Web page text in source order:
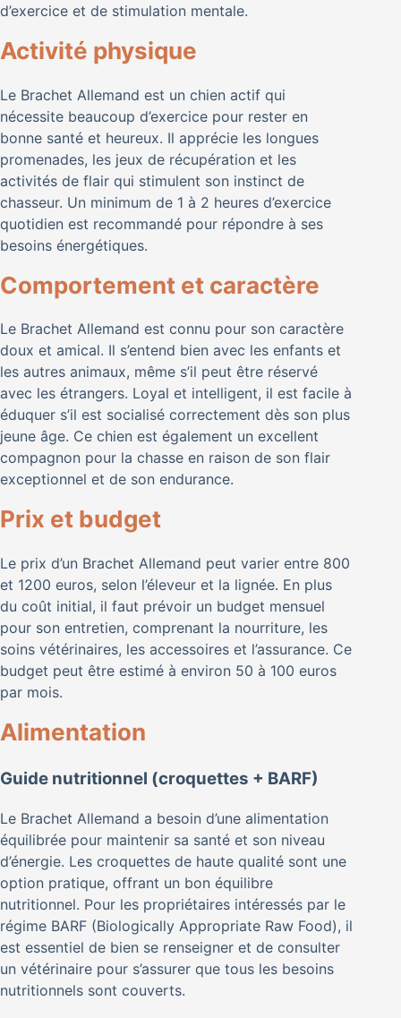
d’exercice et de stimulation mentale.
Activité physique
Le Brachet Allemand est un chien actif qui
nécessite beaucoup d’exercice pour rester en
bonne santé et heureux. Il apprécie les longues
promenades, les jeux de récupération et les
activités de flair qui stimulent son instinct de
chasseur. Un minimum de 1 à 2 heures d’exercice
quotidien est recommandé pour répondre à ses
besoins énergétiques.
Comportement et caractère
Le Brachet Allemand est connu pour son caractère
doux et amical. Il s’entend bien avec les enfants et
les autres animaux, même s’il peut être réservé
avec les étrangers. Loyal et intelligent, il est facile à
éduquer s’il est socialisé correctement dès son plus
jeune âge. Ce chien est également un excellent
compagnon pour la chasse en raison de son flair
exceptionnel et de son endurance.
Prix et budget
Le prix d’un Brachet Allemand peut varier entre 800
et 1200 euros, selon l’éleveur et la lignée. En plus
du coût initial, il faut prévoir un budget mensuel
pour son entretien, comprenant la nourriture, les
soins vétérinaires, les accessoires et l’assurance. Ce
budget peut être estimé à environ 50 à 100 euros
par mois.
Alimentation
Guide nutritionnel (croquettes + BARF)
Le Brachet Allemand a besoin d’une alimentation
équilibrée pour maintenir sa santé et son niveau
d’énergie. Les croquettes de haute qualité sont une
option pratique, offrant un bon équilibre
nutritionnel. Pour les propriétaires intéressés par le
régime BARF (Biologically Appropriate Raw Food), il
est essentiel de bien se renseigner et de consulter
un vétérinaire pour s’assurer que tous les besoins
nutritionnels sont couverts.